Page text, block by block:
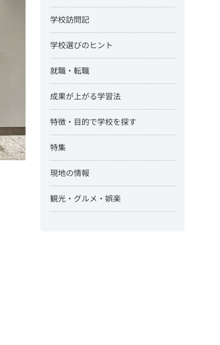
学校訪問記
学校選びのヒント
就職・転職
成果が上がる学習法
特徴・目的で学校を探す
特集
現地の情報
観光・グルメ・娯楽